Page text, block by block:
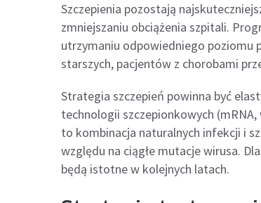
Szczepienia pozostają
zmniejszaniu obciążenia szpitali.
utrzymaniu odpowiedniego poziomu
starszych, pacjentów z chorobami
Strategia szczepień powinna być
technologii szczepionkowych
to kombinacja naturalnych infekcji i
względu na ciągłe mutacje wirusa.
będą istotne w kolejnych latach.